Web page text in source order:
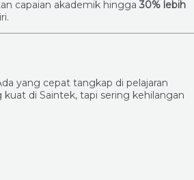
capaian akademik hingga30% lebih
yang cepat tangkap di pelajaran
di Saintek, tapi sering kehilangan